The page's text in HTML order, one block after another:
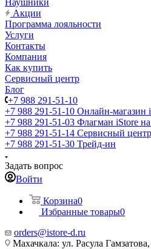
Наушники
Акции
Программа лояльности
Услуги
Контакты
Компания
Как купить
Сервисный центр
Блог
+7 988 291-51-10
+7 988 291-51-10 Онлайн-магазин
+7 988 291-51-03 Флагман iStore на
+7 988 291-51-14 Сервисный центр
+7 988 291-51-30 Трейд-ин
Задать вопрос
Войти
Корзина0
Избранные товары0
orders@istore-d.ru
Махачкала: ул. Расула Гамзатова,